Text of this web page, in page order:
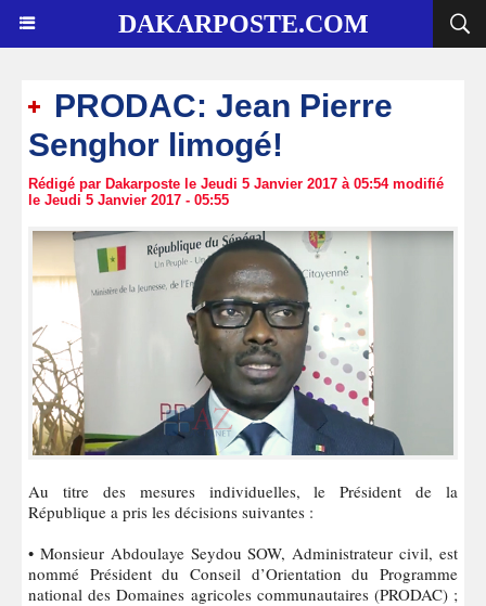
DAKARPOSTE.COM
PRODAC: Jean Pierre
Senghor limogé!
Rédigé par Dakarposte le Jeudi 5 Janvier 2017 à 05:54 modifié
le Jeudi 5 Janvier 2017 - 05:55
Au titre des mesures individuelles, le Président de la
République a pris les décisions suivantes :
• Monsieur Abdoulaye Seydou SOW, Administrateur civil, est
nommé Président du Conseil d’Orientation du Programme
national des Domaines agricoles communautaires (PRODAC) ;